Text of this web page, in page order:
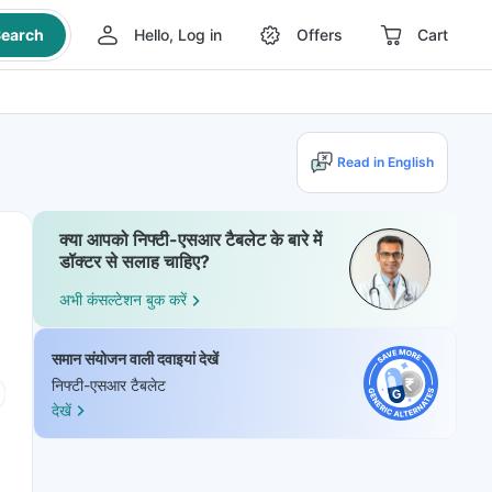
Hello, Log in Offers Cart
Read in English
क्या आपको निफ्टी-एसआर टैबलेट के बारे में
डॉक्टर से सलाह चाहिए?
अभी कंसल्टेशन बुक करें
समान संयोजन वाली दवाइयां देखें
निफ्टी-एसआर टैबलेट
देखें